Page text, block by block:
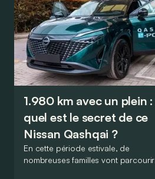
1.980 km avec un plein :
quel est le secret de ce
Nissan Qashqai ?
En cette période estivale, de
nombreuses familles vont parcourir